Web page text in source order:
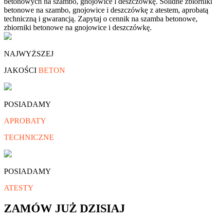
NAJWYŻSZEJ
JAKOŚCI BETON
POSIADAMY
APROBATY
TECHNICZNE
POSIADAMY
ATESTY
ZAMÓW JUŻ DZISIAJ